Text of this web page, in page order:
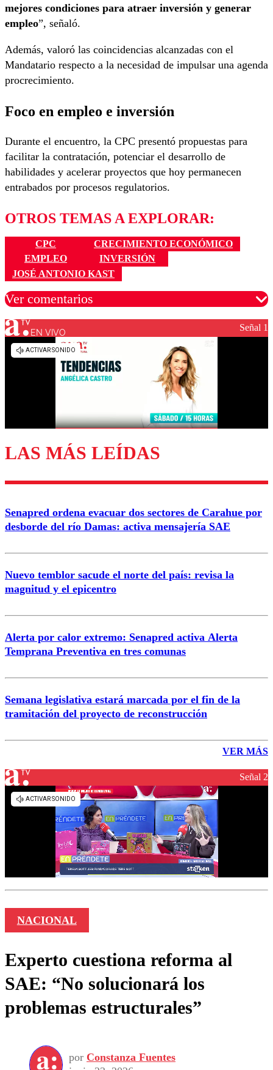
mejores condiciones para atraer inversión y generar
empleo”, señaló.
Además, valoró las coincidencias alcanzadas con el
Mandatario respecto a la necesidad de impulsar una agenda
procrecimiento.
Foco en empleo e inversión
Durante el encuentro, la CPC presentó propuestas para
facilitar la contratación, potenciar el desarrollo de
habilidades y acelerar proyectos que hoy permanecen
entrabados por procesos regulatorios.
OTROS TEMAS A EXPLORAR:
CPC
CRECIMIENTO ECONÓMICO
EMPLEO
INVERSIÓN
JOSÉ ANTONIO KAST
Ver comentarios
Los comentarios son moderados para garantizar un
diálogo respetuoso.
Enviar comentario
EN VIVO Señal 1
LAS MÁS LEÍDAS
Senapred ordena evacuar dos sectores de Carahue por
desborde del río Damas: activa mensajería SAE
Nuevo temblor sacude el norte del país: revisa la
magnitud y el epicentro
Alerta por calor extremo: Senapred activa Alerta
Temprana Preventiva en tres comunas
Semana legislativa estará marcada por el fin de la
tramitación del proyecto de reconstrucción
VER MÁS
Señal 2
NACIONAL
Experto cuestiona reforma al
SAE: “No solucionará los
problemas estructurales”
por Constanza Fuentes